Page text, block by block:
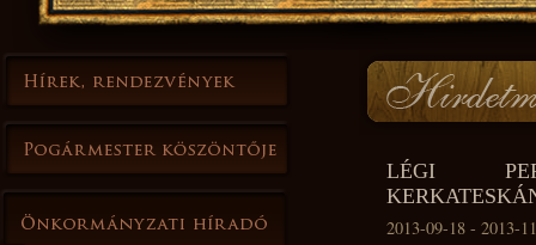
LÉGI
2013-09-18 - 2013-